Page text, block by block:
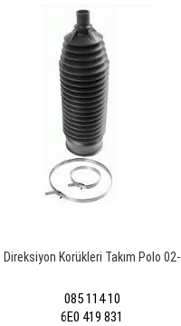
Direksiyon Korükleri Takım Polo 02-
085 114 10
6E0 419 831